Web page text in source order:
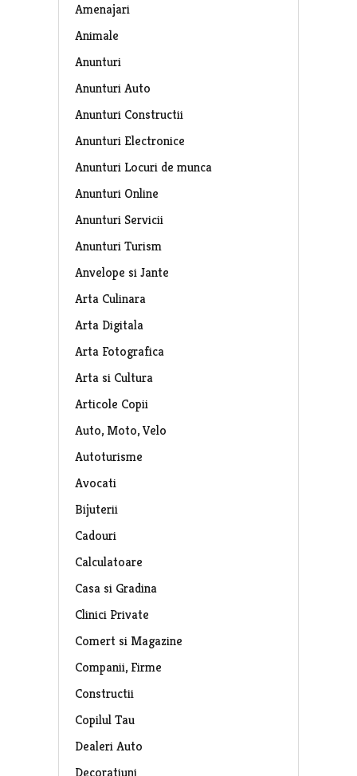
Amenajari
Animale
Anunturi
Anunturi Auto
Anunturi Constructii
Anunturi Electronice
Anunturi Locuri de munca
Anunturi Online
Anunturi Servicii
Anunturi Turism
Anvelope si Jante
Arta Culinara
Arta Digitala
Arta Fotografica
Arta si Cultura
Articole Copii
Auto, Moto, Velo
Autoturisme
Avocati
Bijuterii
Cadouri
Calculatoare
Casa si Gradina
Clinici Private
Comert si Magazine
Companii, Firme
Constructii
Copilul Tau
Dealeri Auto
Decoratiuni